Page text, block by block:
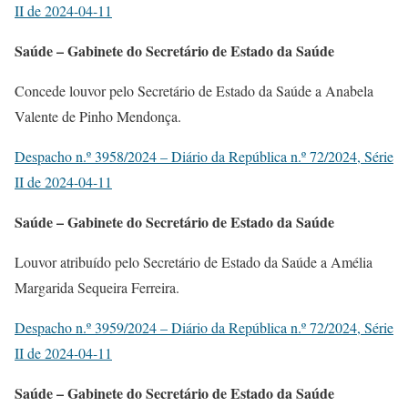
II de 2024-04-11
Saúde – Gabinete do Secretário de Estado da Saúde
Concede louvor pelo Secretário de Estado da Saúde a Anabela
Valente de Pinho Mendonça.
Despacho n.º 3958/2024 – Diário da República n.º 72/2024, Série
II de 2024-04-11
Saúde – Gabinete do Secretário de Estado da Saúde
Louvor atribuído pelo Secretário de Estado da Saúde a Amélia
Margarida Sequeira Ferreira.
Despacho n.º 3959/2024 – Diário da República n.º 72/2024, Série
II de 2024-04-11
Saúde – Gabinete do Secretário de Estado da Saúde